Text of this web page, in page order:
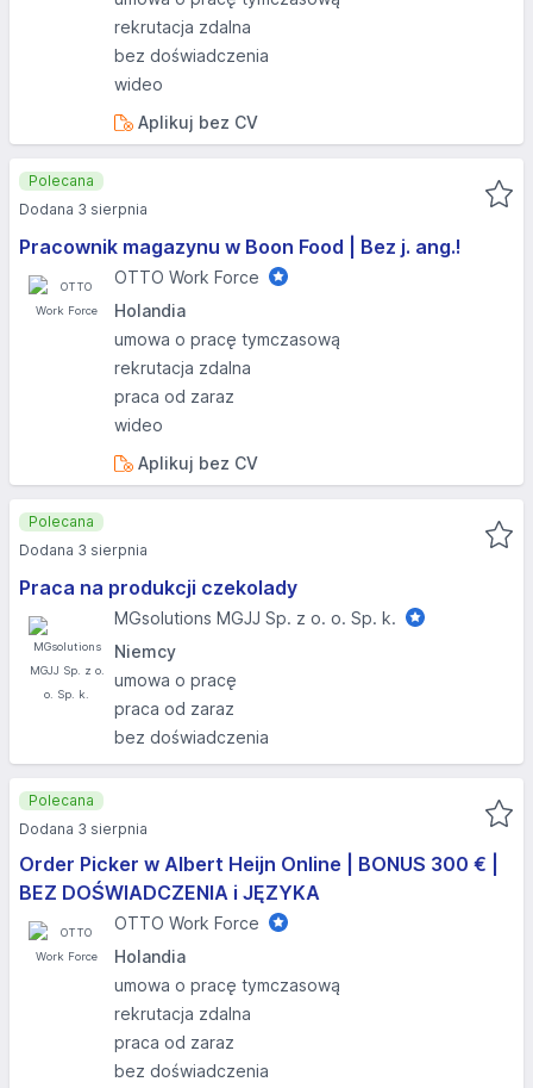
rekrutacja zdalna
bez doświadczenia
wideo
Aplikuj bez CV
Pracownik magazynu w Boon Food | Bez j. ang.!
OTTO Work Force
Holandia
umowa o pracę tymczasową
rekrutacja zdalna
praca od zaraz
wideo
Aplikuj bez CV
Polecana
Dodana 3 sierpnia
Praca na produkcji czekolady
MGsolutions MGJJ Sp. z o. o. Sp. k.
Niemcy
umowa o pracę
praca od zaraz
bez doświadczenia
Polecana
Dodana 3 sierpnia
Order Picker w Albert Heijn Online | BONUS 300 € |
BEZ DOŚWIADCZENIA i JĘZYKA
OTTO Work Force
Holandia
umowa o pracę tymczasową
rekrutacja zdalna
praca od zaraz
bez doświadczenia
Polecana
Dodana 3 sierpnia